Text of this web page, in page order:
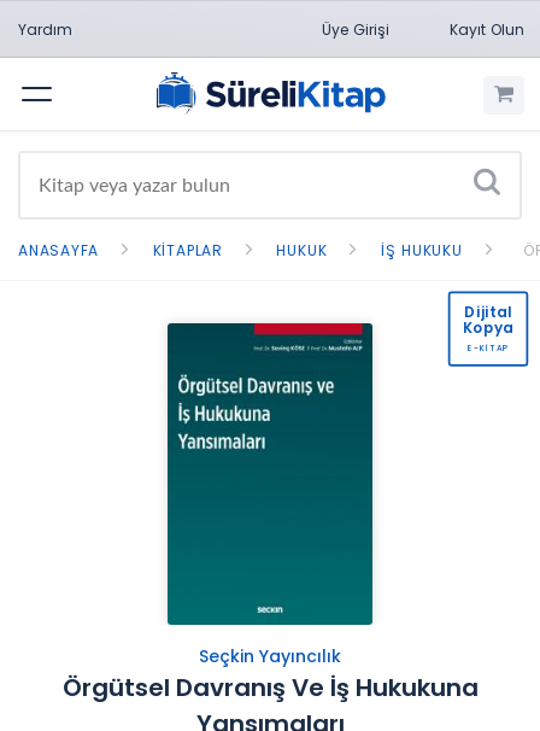
Yardım Üye Girişi Kayıt Olun
Menü
ANASAYFA KITAPLAR HUKUK İŞ HUKUKU
Seçkin Yayıncılık
Örgütsel Davranış Ve İş Hukukuna
Yansımaları
Dijital
Kopya
E-KİTAP